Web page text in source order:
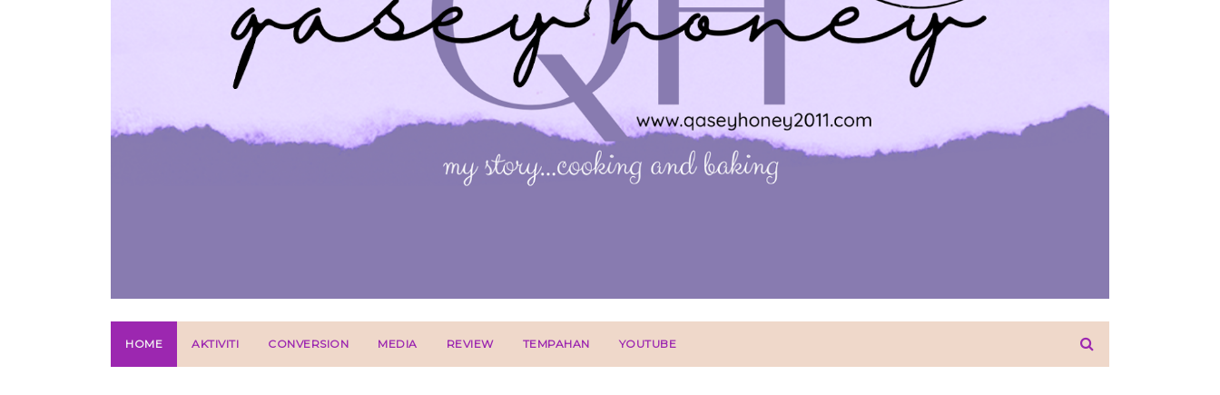
HOME AKTIVITI CONVERSION MEDIA REVIEW TEMPAHAN YOUTUBE